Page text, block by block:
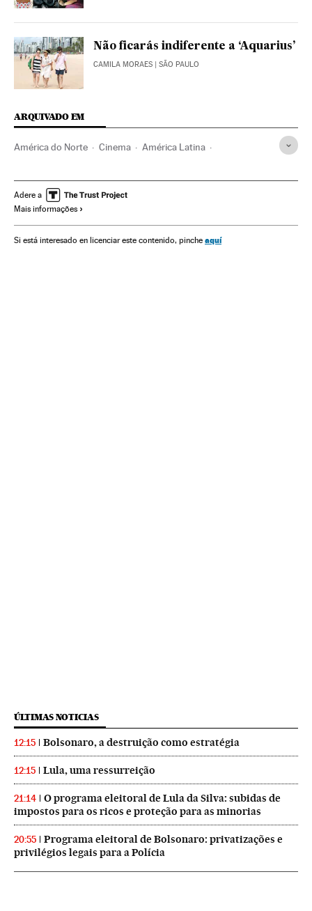
Não ficarás indiferente a ‘Aquarius’
CAMILA MORAES | SÃO PAULO
ARQUIVADO EM
América do Norte Cinema América Latina
Chile Filmes Cinema Latino-americano
Adere a
Mais informações
Si está interesado en licenciar este contenido, pinche aquí
ÚLTIMAS NOTICIAS
12:15 Bolsonaro, a destruição como estratégia
12:15 Lula, uma ressurreição
21:14
O programa eleitoral de Lula da Silva: subidas de
impostos para os ricos e proteção para as minorias
20:55
Programa eleitoral de Bolsonaro: privatizações e
privilégios legais para a Polícia